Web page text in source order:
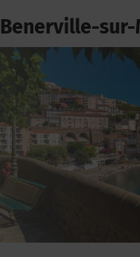
Benerville-sur-